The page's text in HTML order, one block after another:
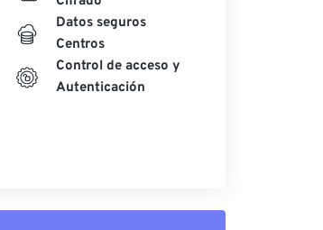
Datos seguros
Centros
Control de acceso y
Autenticación